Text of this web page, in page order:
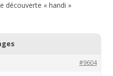
découverte « handi »
#9604